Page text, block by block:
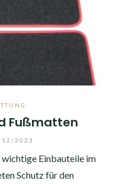
Fußmatten
2023
Einbauteile im
Schutz für den